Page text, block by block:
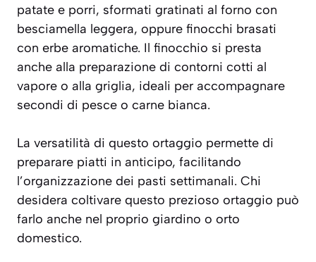
patate e porri, sformati gratinati al forno con
besciamella leggera, oppure finocchi brasati
con erbe aromatiche. Il finocchio si presta
anche alla preparazione di contorni cotti al
vapore o alla griglia, ideali per accompagnare
secondi di pesce o carne bianca.
La versatilità di questo ortaggio permette di
preparare piatti in anticipo, facilitando
l’organizzazione dei pasti settimanali. Chi
desidera coltivare questo prezioso ortaggio può
farlo anche nel proprio giardino o orto
domestico.